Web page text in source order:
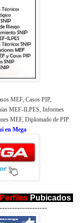
MEF, Casos PIP,
MEF-ILPES, Informes
MEF, Diplomado de PIP.
Pubicados